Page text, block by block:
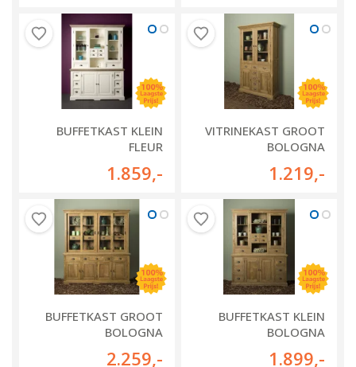
BUFFETKAST KLEIN
FLEUR
1.859,-
VITRINEKAST GROOT
BOLOGNA
1.219,-
BUFFETKAST GROOT
BOLOGNA
2.259,-
BUFFETKAST KLEIN
BOLOGNA
1.899,-